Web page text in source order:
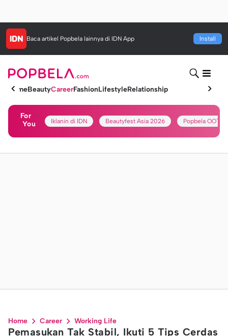
Baca artikel Popbela lainnya di IDN App Install
HomeBeautyCareerFashionLifestyleRelationship
For
You
Iklanin di IDN Beautyfest Asia 2026 Popbela OOTD
Home Career Working Life
Pemasukan Tak Stabil, Ikuti 5 Tips Cerdas